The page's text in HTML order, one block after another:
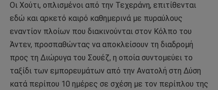
Οι Χούτι, οπλισμένοι από την Τεχεράνη, επιτίθενται
εδώ και αρκετό καιρό καθημερινά με πυραύλους
εναντίον πλοίων που διακινούνται στον Κόλπο του
Άντεν, προσπαθώντας να αποκλείσουν τη διαδρομή
προς τη Διώρυγα του Σουέζ, η οποία συντομεύει το
ταξίδι των εμπορευμάτων από την Ανατολή στη Δύση
κατά περίπου 10 ημέρες σε σχέση με τον περίπλου της